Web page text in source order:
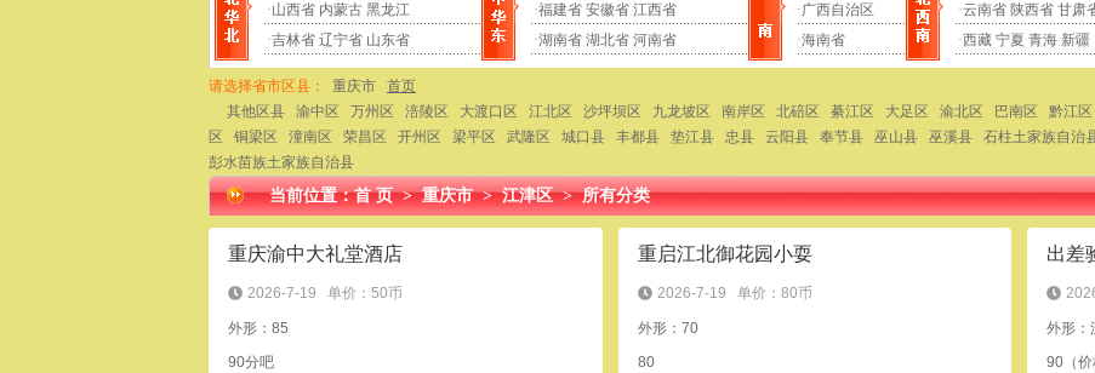
·山西省 内蒙古 黑龙江
·吉林省 辽宁省 山东省
·福建省 安徽省 江西省
·湖南省 湖北省 河南省
·广西自治区
·海南省
·云南省 陕西省 甘肃
·西藏 宁夏 青海 新疆
请选择省市区县： 重庆市
首页
其他区县
渝中区 万州区 涪陵区 大渡口区 江北区 沙坪坝区 九龙坡区 南岸区 北碚区 綦江区 大足区 渝北区 巴南区 黔江区
区
铜梁区 潼南区 荣昌区 开州区 梁平区 武隆区 城口县 丰都县 垫江县 忠县 云阳县 奉节县 巫山县 巫溪县 石柱土家族自治
彭水苗族土家族自治县
当前位置：首 页>重庆市>江津区>所有分类
重庆渝中大礼堂酒店
2026-7-19 单价：50币
外形：85
90分吧
重启江北御花园小耍
2026-7-19 单价：80币
外形：70
80
出差
外形：
90（价